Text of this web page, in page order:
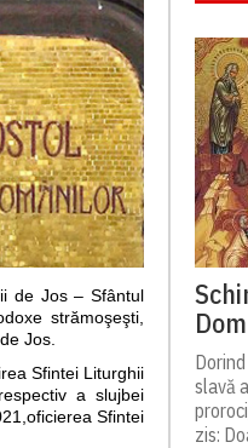
de Jos – Sfântul
strămoşeşti,
Jos.
Sfintei Liturghii
a slujbei
Sfintei
slavă
zis: